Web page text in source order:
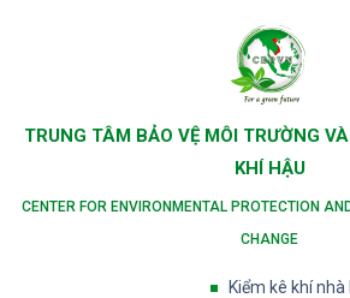
TRUNG TÂM BẢO VỆ MÔI TRƯỜNG
KHÍ HẬU
CENTER FOR ENVIRONMENTAL PROTECTION
CHANGE
Kiểm kê khí nhà